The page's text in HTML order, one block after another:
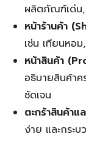
ผลิตภัณฑ์เด่น,
หน้าร้านค้า
เช่น เทียนหอ
หน้าสินค้า
อธิบายสินค้าค
ชัดเจน
ตะกร้าสินค้าแ
ง่าย และกระบ